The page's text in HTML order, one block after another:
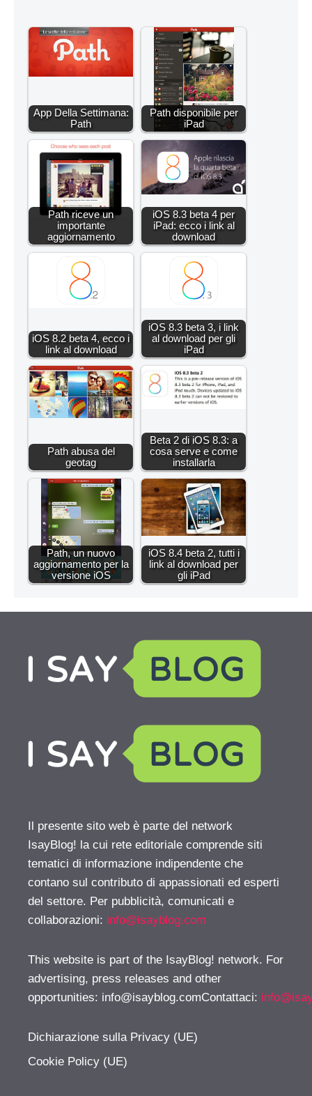
App Della Settimana:
Path
Path disponibile per
iPad
Path riceve un
importante
aggiornamento
iOS 8.3 beta 4 per
iPad: ecco i link al
download
iOS 8.2 beta 4, ecco i
link al download
iOS 8.3 beta 3, i link
al download per gli
iPad
Path abusa del
geotag
Beta 2 di iOS 8.3: a
cosa serve e come
installarla
Path, un nuovo
aggiornamento per la
versione iOS
iOS 8.4 beta 2, tutti i
link al download per
gli iPad
Il presente sito web è parte del network
IsayBlog! la cui rete editoriale comprende siti
tematici di informazione indipendente che
contano sul contributo di appassionati ed esperti
del settore. Per pubblicità, comunicati e
collaborazioni: info@isayblog.com
This website is part of the IsayBlog! network. For
advertising, press releases and other
opportunities: info@isayblog.comContattaci:
Dichiarazione sulla Privacy (UE)
Cookie Policy (UE)